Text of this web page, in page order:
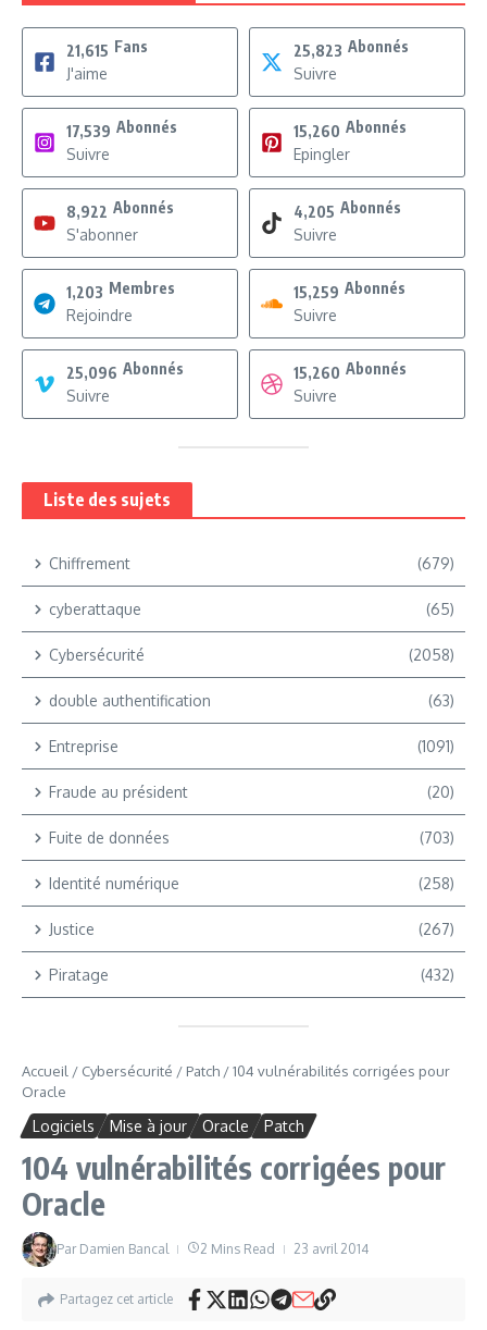
21,615 Fans
J'aime
25,823 Abonnés
Suivre
17,539 Abonnés
Suivre
15,260 Abonnés
Epingler
8,922 Abonnés
S'abonner
4,205 Abonnés
Suivre
1,203 Membres
Rejoindre
15,259 Abonnés
Suivre
25,096 Abonnés
Suivre
15,260 Abonnés
Suivre
Liste des sujets
Chiffrement (679)
cyberattaque (65)
Cybersécurité (2058)
double authentification (63)
Entreprise (1091)
Fraude au président (20)
Fuite de données (703)
Identité numérique (258)
Justice (267)
Piratage (432)
Accueil / Cybersécurité / Patch /104 vulnérabilités corrigées pour
Oracle
Logiciels Mise à jour Oracle Patch
104 vulnérabilités corrigées pour
Oracle
Par Damien Bancal 2 Mins Read 23 avril 2014
Partagez cet article